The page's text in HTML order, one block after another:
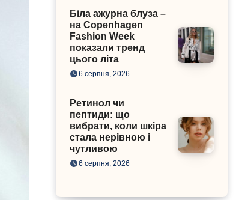
Біла ажурна блуза –
на Copenhagen
Fashion Week
показали тренд
цього літа
6 серпня, 2026
Ретинол чи
пептиди: що
вибрати, коли шкіра
стала нерівною і
чутливою
6 серпня, 2026